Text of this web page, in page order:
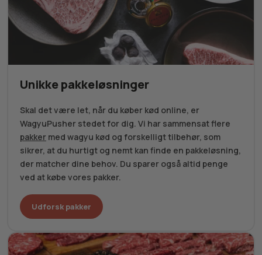
Unikke pakkeløsninger
Skal det være let, når du køber kød online, er
WagyuPusher stedet for dig. Vi har sammensat flere
pakker med wagyu kød og forskelligt tilbehør, som
sikrer, at du hurtigt og nemt kan finde en pakkeløsning,
der matcher dine behov. Du sparer også altid penge
ved at købe vores pakker.
Udforsk pakker